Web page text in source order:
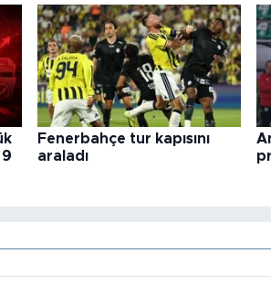
Fenerbahçe tur kapısını
araladı